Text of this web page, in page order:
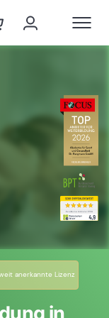
anerkannte Lizenz
in